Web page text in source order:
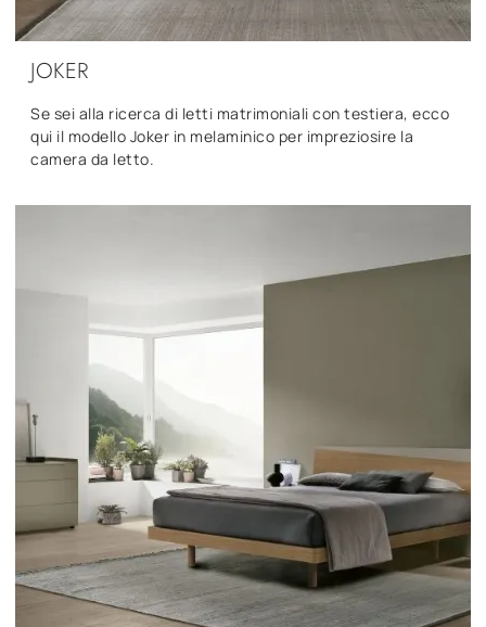
JOKER
Se sei alla ricerca di letti matrimoniali con testiera, ecco
qui il modello Joker in melaminico per impreziosire la
camera da letto.